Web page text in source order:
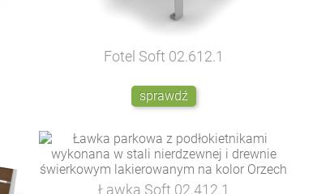
Fotel Soft 02.612.1
sprawdź
Ławka Soft 02.412.1